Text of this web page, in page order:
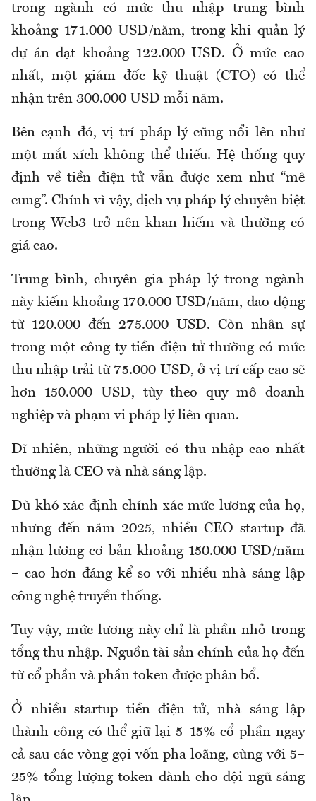
trong ngành có mức thu nhập trung bình
khoảng 171.000 USD/năm, trong khi quản lý
dự án đạt khoảng 122.000 USD. Ở mức cao
nhất, một giám đốc kỹ thuật (CTO) có thể
nhận trên 300.000 USD mỗi năm.
Bên cạnh đó, vị trí pháp lý cũng nổi lên như
một mắt xích không thể thiếu. Hệ thống quy
định về tiền điện tử vẫn được xem như “mê
cung”. Chính vì vậy, dịch vụ pháp lý chuyên biệt
trong Web3 trở nên khan hiếm và thường có
giá cao.
Trung bình, chuyên gia pháp lý trong ngành
này kiếm khoảng 170.000 USD/năm, dao động
từ 120.000 đến 275.000 USD. Còn nhân sự
trong một công ty tiền điện tử thường có mức
thu nhập trải từ 75.000 USD, ở vị trí cấp cao sẽ
hơn 150.000 USD, tùy theo quy mô doanh
nghiệp và phạm vi pháp lý liên quan.
Dĩ nhiên, những người có thu nhập cao nhất
thường là CEO và nhà sáng lập.
Dù khó xác định chính xác mức lương của họ,
nhưng đến năm 2025, nhiều CEO startup đã
nhận lương cơ bản khoảng 150.000 USD/năm
– cao hơn đáng kể so với nhiều nhà sáng lập
công nghệ truyền thống.
Tuy vậy, mức lương này chỉ là phần nhỏ trong
tổng thu nhập. Nguồn tài sản chính của họ đến
từ cổ phần và phần token được phân bổ.
Ở nhiều startup tiền điện tử, nhà sáng lập
thành công có thể giữ lại 5–15% cổ phần ngay
cả sau các vòng gọi vốn pha loãng, cùng với 5–
25% tổng lượng token dành cho đội ngũ sáng